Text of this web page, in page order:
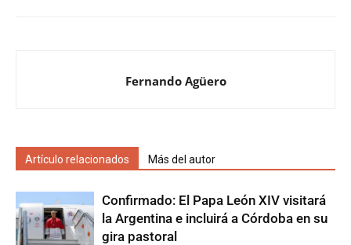
Fernando Agüero
Artículo relacionados Más del autor
Confirmado: El Papa León XIV visitará
la Argentina e incluirá a Córdoba en su
gira pastoral